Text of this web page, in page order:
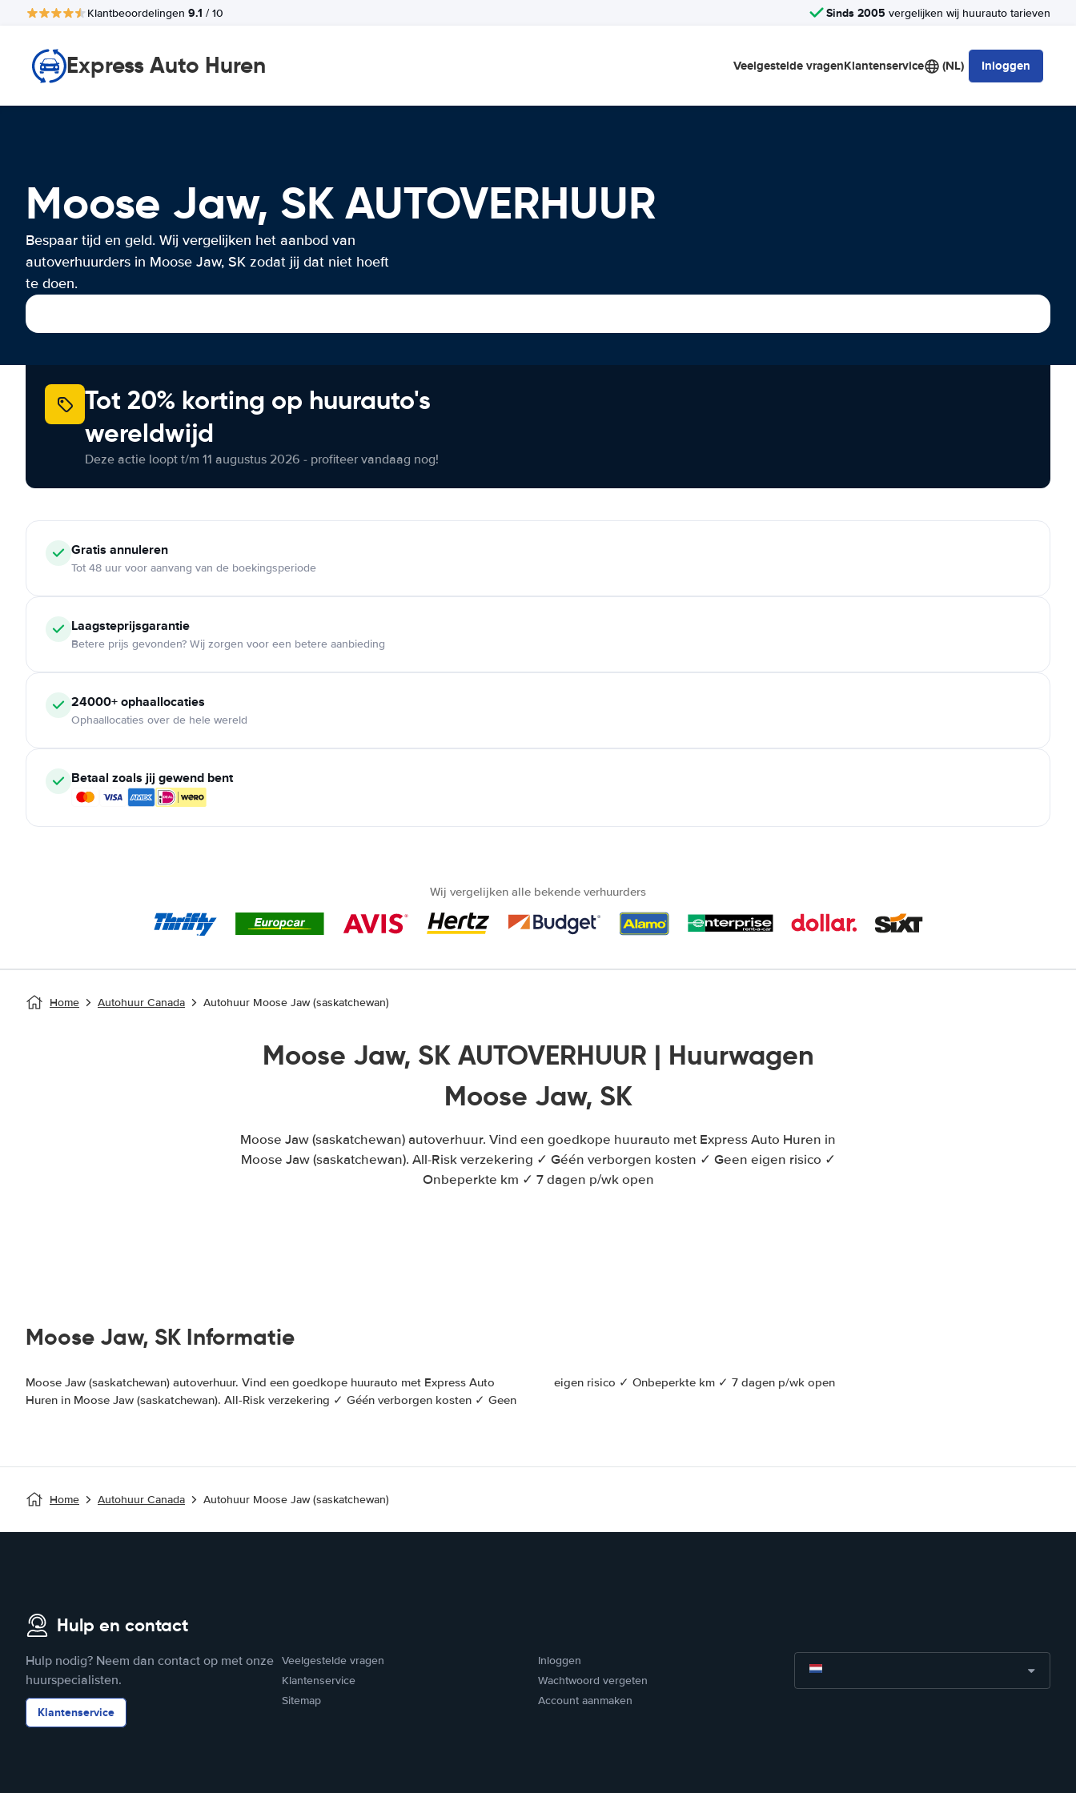
Klantbeoordelingen 9.1 / 10 Sinds 2005 vergelijken wij huurauto tarieven
Express Auto Huren Veelgestelde vragenKlantenservice (NL) Inloggen
Moose Jaw, SK AUTOVERHUUR
Bespaar tijd en geld. Wij vergelijken het aanbod van
autoverhuurders in Moose Jaw, SK zodat jij dat niet hoeft
te doen.
Tot 20% korting op huurauto's
wereldwijd
Deze actie loopt t/m 11 augustus 2026 - profiteer vandaag nog!
Gratis annuleren
Tot 48 uur voor aanvang van de boekingsperiode
Laagsteprijsgarantie
Betere prijs gevonden? Wij zorgen voor een betere aanbieding
24000+ ophaallocaties
Ophaallocaties over de hele wereld
Betaal zoals jij gewend bent
Wij vergelijken alle bekende verhuurders
Home Autohuur Canada Autohuur Moose Jaw (saskatchewan)
Moose Jaw, SK AUTOVERHUUR | Huurwagen
Moose Jaw, SK
Moose Jaw (saskatchewan) autoverhuur. Vind een goedkope huurauto met Express Auto Huren in
Moose Jaw (saskatchewan). All-Risk verzekering ✓ Géén verborgen kosten ✓ Geen eigen risico ✓
Onbeperkte km ✓ 7 dagen p/wk open
Moose Jaw, SK Informatie
Moose Jaw (saskatchewan) autoverhuur. Vind een goedkope huurauto met Express Auto
Huren in Moose Jaw (saskatchewan). All-Risk verzekering ✓ Géén verborgen kosten ✓ Geen
eigen risico ✓ Onbeperkte km ✓ 7 dagen p/wk open
Home Autohuur Canada Autohuur Moose Jaw (saskatchewan)
Hulp en contact
Hulp nodig? Neem dan contact op met onze
huurspecialisten.
Klantenservice
Veelgestelde vragen
Klantenservice
Sitemap
Inloggen
Wachtwoord vergeten
Account aanmaken